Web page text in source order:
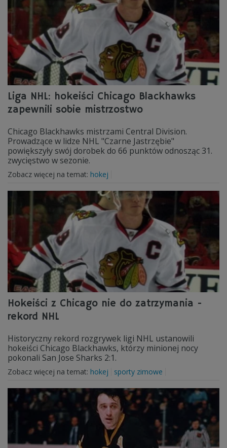
Liga NHL: hokeiści Chicago Blackhawks
zapewnili sobie mistrzostwo
Chicago Blackhawks mistrzami Central Division.
Prowadzące w lidze NHL "Czarne Jastrzębie"
powiększyły swój dorobek do 66 punktów odnosząc 31.
zwycięstwo w sezonie.
Zobacz więcej na temat: hokej
Hokeiści z Chicago nie do zatrzymania -
rekord NHL
Historyczny rekord rozgrywek ligi NHL ustanowili
hokeiści Chicago Blackhawks, którzy minionej nocy
pokonali San Jose Sharks 2:1.
Zobacz więcej na temat: hokej sporty zimowe